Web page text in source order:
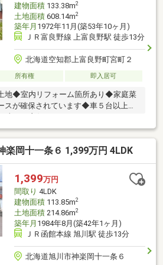
建物面積133.38m2
土地面積608.14m2
築年月 1972年11月(築53年10ヶ月)
ＪＲ富良野線 上富良野駅 徒歩13分
北海道空知郡上富良野町宮町２
所有権 即入居可
地◆室内リフォーム箇所あり◆家庭菜
スが確保されています◆車５台以上駐
楽岡十一条６ 1,399万円 4LDK
1,399万円
間取り 4LDK
建物面積113.85m2
土地面積214.86m2
築年月 1984年8月(築42年1ヶ月)
ＪＲ函館本線 旭川駅 徒歩13分
北海道旭川市神楽岡十一条６